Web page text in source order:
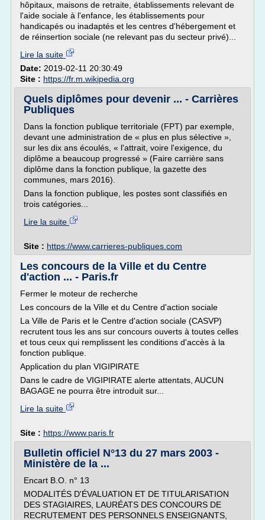
hôpitaux, maisons de retraite, établissements relevant de
l'aide sociale à l'enfance, les établissements pour
handicapés ou inadaptés et les centres d'hébergement et
de réinsertion sociale (ne relevant pas du secteur privé)...
Lire la suite
Date: 2019-02-11 20:30:49
Site : https://fr.m.wikipedia.org
Quels diplômes pour devenir ... - Carrières
Publiques
Dans la fonction publique territoriale (FPT) par exemple,
devant une administration de « plus en plus sélective »,
sur les dix ans écoulés, « l'attrait, voire l'exigence, du
diplôme a beaucoup progressé » (Faire carrière sans
diplôme dans la fonction publique, la gazette des
communes, mars 2016).
Dans la fonction publique, les postes sont classifiés en
trois catégories...
Lire la suite
Site : https://www.carrieres-publiques.com
Les concours de la Ville et du Centre
d'action ... - Paris.fr
Fermer le moteur de recherche
Les concours de la Ville et du Centre d'action sociale
La Ville de Paris et le Centre d'action sociale (CASVP)
recrutent tous les ans sur concours ouverts à toutes celles
et tous ceux qui remplissent les conditions d'accès à la
fonction publique.
Application du plan VIGIPIRATE
Dans le cadre de VIGIPIRATE alerte attentats, AUCUN
BAGAGE ne pourra être introduit sur...
Lire la suite
Site : https://www.paris.fr
Bulletin officiel N°13 du 27 mars 2003 -
Ministère de la ...
Encart B.O. n° 13
MODALITÉS D'ÉVALUATION ET DE TITULARISATION
DES STAGIAIRES, LAURÉATS DES CONCOURS DE
RECRUTEMENT DES PERSONNELS ENSEIGNANTS,